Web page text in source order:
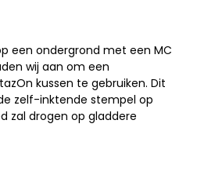
een ondergrond met een MC
wij aan om een
kussen te gebruiken. Dit
zelf-inktende stempel op
zal drogen op gladdere